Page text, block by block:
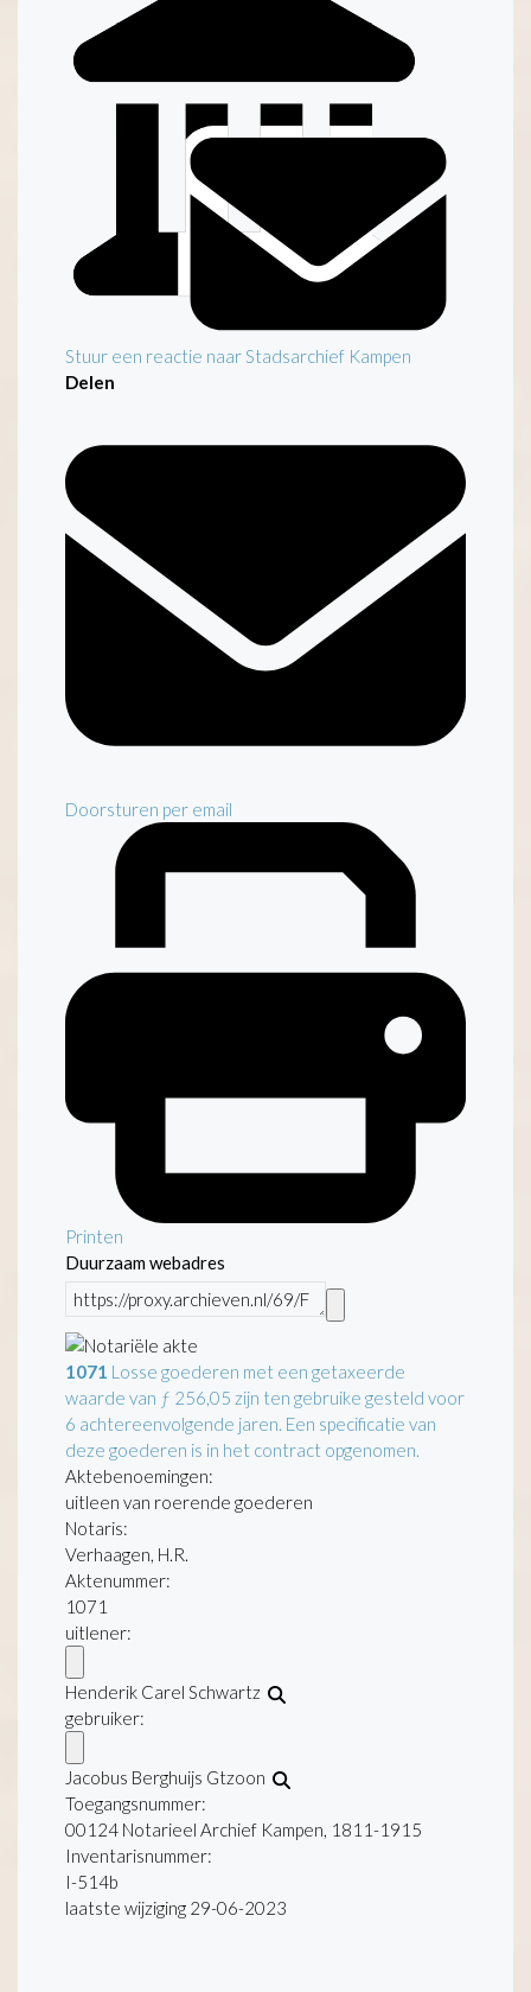
Stuur een reactie naar Stadsarchief Kampen
Delen
Doorsturen per email
Printen
Duurzaam webadres
1071 Losse goederen met een getaxeerde
waarde van ƒ 256,05 zijn ten gebruike gesteld voor
6 achtereenvolgende jaren. Een specificatie van
deze goederen is in het contract opgenomen.
Aktebenoemingen:
uitleen van roerende goederen
Notaris:
Verhaagen, H.R.
Aktenummer:
1071
uitlener:
Henderik Carel Schwartz
gebruiker:
Jacobus Berghuijs Gtzoon
Toegangsnummer:
00124 Notarieel Archief Kampen, 1811-1915
Inventarisnummer:
I-514b
laatste wijziging 29-06-2023